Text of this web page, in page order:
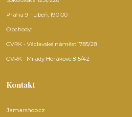
Praha 9 - Libeň, 190 00
Obchody:
CVRK - Václavské náměstí 785/28
CVRK - Milady Horákové 815/42
Kontakt
Jamarshop.cz